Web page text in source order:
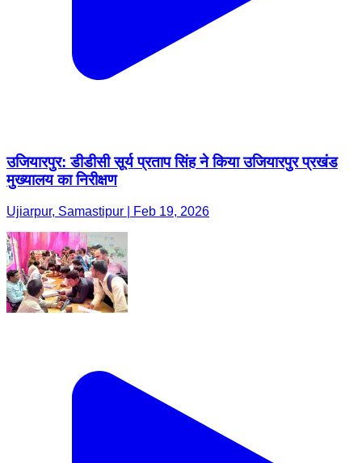
उजियारपुर: डीडीसी सूर्य प्रताप सिंह ने किया उजियारपुर प्रखंड
मुख्यालय का निरीक्षण
Ujiarpur, Samastipur | Feb 19, 2026